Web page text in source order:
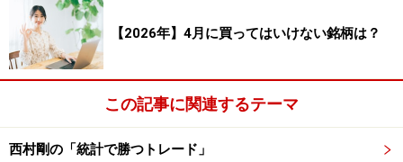
株価がどこまで上昇するのかは誰にもわかりません。ど
のような事態でもしっかりと利益を確定させるために
は、手堅くコツコツ利益を積み重ねていくことが大切に
なるのかもしれませんね。
【2026年】4月に買ってはいけない銘柄は？
この記事に関連するテーマ
西村剛の「統計で勝つトレード」